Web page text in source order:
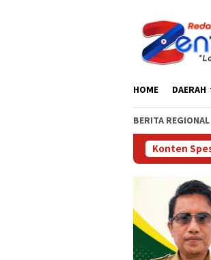
HOME DAERAH
BERITA REGIONAL
Konten